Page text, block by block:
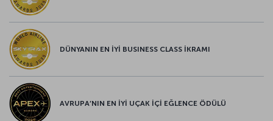
DÜNYANIN EN İYİ BUSINESS CLASS İKRAMI
AVRUPA’NIN EN İYİ UÇAK İÇİ EĞLENCE ÖDÜLÜ